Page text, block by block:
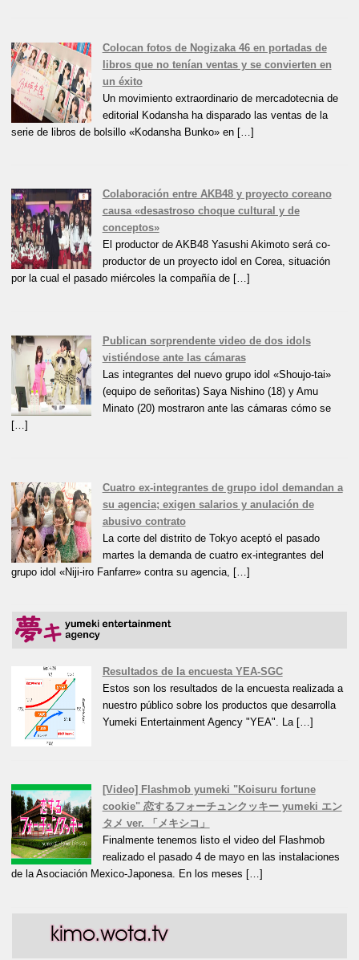
Colocan fotos de Nogizaka 46 en portadas de
libros que no tenían ventas y se convierten en
un éxito
Un movimiento extraordinario de mercadotecnia de
editorial Kodansha ha disparado las ventas de la
serie de libros de bolsillo «Kodansha Bunko» en […]
Colaboración entre AKB48 y proyecto coreano
causa «desastroso choque cultural y de
conceptos»
El productor de AKB48 Yasushi Akimoto será co-
productor de un proyecto idol en Corea, situación
por la cual el pasado miércoles la compañía de […]
Publican sorprendente video de dos idols
vistiéndose ante las cámaras
Las integrantes del nuevo grupo idol «Shoujo-tai»
(equipo de señoritas) Saya Nishino (18) y Amu
Minato (20) mostraron ante las cámaras cómo se
[…]
Cuatro ex-integrantes de grupo idol demandan a
su agencia; exigen salarios y anulación de
abusivo contrato
La corte del distrito de Tokyo aceptó el pasado
martes la demanda de cuatro ex-integrantes del
grupo idol «Niji-iro Fanfarre» contra su agencia, […]
Resultados de la encuesta YEA-SGC
Estos son los resultados de la encuesta realizada a
nuestro público sobre los productos que desarrolla
Yumeki Entertainment Agency "YEA". La […]
[Video] Flashmob yumeki "Koisuru fortune
cookie" 恋するフォーチュンクッキー yumeki エン
タメ ver. 「メキシコ」
Finalmente tenemos listo el video del Flashmob
realizado el pasado 4 de mayo en las instalaciones
de la Asociación Mexico-Japonesa. En los meses […]